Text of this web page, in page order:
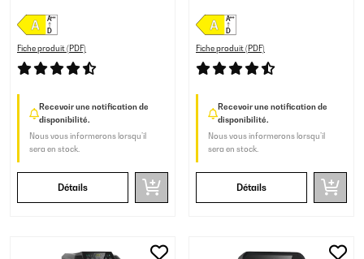
Fiche produit (PDF)
Recevoir une notification de
disponibilité.
Nous vous informerons lorsqu’il
sera en stock.
Détails
Fiche produit (PDF)
Recevoir une notification de
disponibilité.
Nous vous informerons lorsqu’il
sera en stock.
Détails